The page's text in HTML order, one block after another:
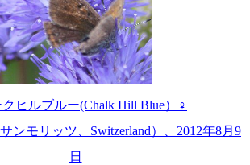
ヒルブルー(Chalk Hill Blue）♀
ンモリッツ、Switzerland）、2012年8月9
日